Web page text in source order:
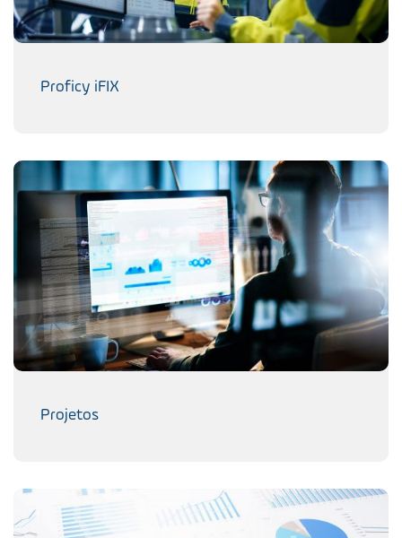
Proficy iFIX
Projetos